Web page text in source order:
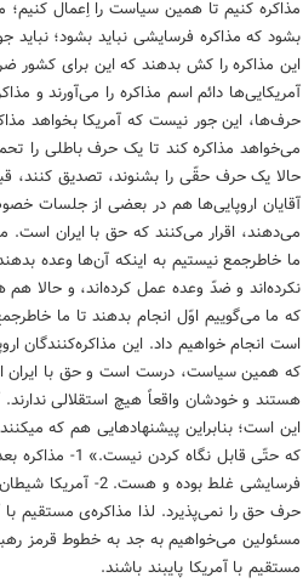
مذاکره کنیم تا همین سیاست را اِعمال کنیم؛
بشود که مذاکره فرسایشی نباید بشود؛
این مذاکره را کش بدهند که این برای کشور
آمریکایی‌ها دائم اسم مذاکره را می‌آورند و
حرف‌ها، این جور نیست که آمریکا بخواهد
می‌خواهد مذاکره کند تا یک حرف باطلی را
حالا یک حرف حقّی را بشنوند، تصدیق کنند،
آقایان اروپایی‌ها هم در بعضی از جلسات
می‌دهند، اقرار می‌کنند که حق با ایران است.
ما خاطرجمع نیستیم به اینکه آن‌ها وعده
نکرده‌اند و ضدّ وعده عمل کرده‌اند، و حالا هم
که ما می‌گوییم اوّل انجام بدهند تا ما
است انجام خواهیم داد. این
که همین سیاست، درست است و حق با ایران
هستند و خودشان واقعاً هیچ استقلالی
این است؛ بنابراین پیشنهادهایی هم که
که حتّی قابل
فرسایشی غلط بوده
مسئولین می‌خواهیم به جد به خطوط قرمز
مستقیم با آمریکا پایبند باشند.